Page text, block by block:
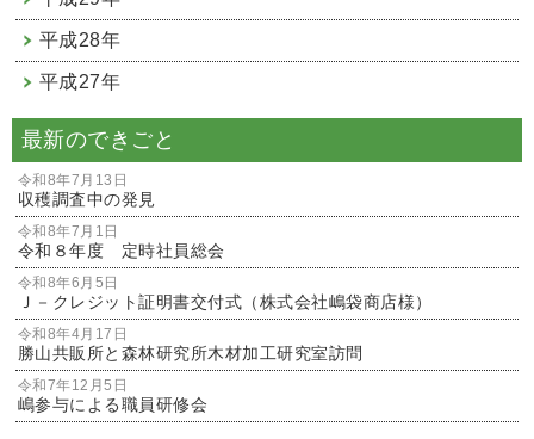
平成28年
平成27年
最新のできごと
令和8年7月13日
収穫調査中の発見
令和8年7月1日
令和８年度 定時社員総会
令和8年6月5日
Ｊ－クレジット証明書交付式（株式会社嶋袋商店様）
令和8年4月17日
勝山共販所と森林研究所木材加工研究室訪問
令和7年12月5日
嶋参与による職員研修会